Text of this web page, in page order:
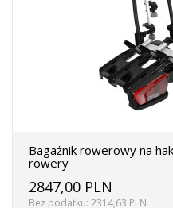
Bagażnik rowerowy na
rowery
2847,00 PLN
Bez podatku: 2314,63 PLN